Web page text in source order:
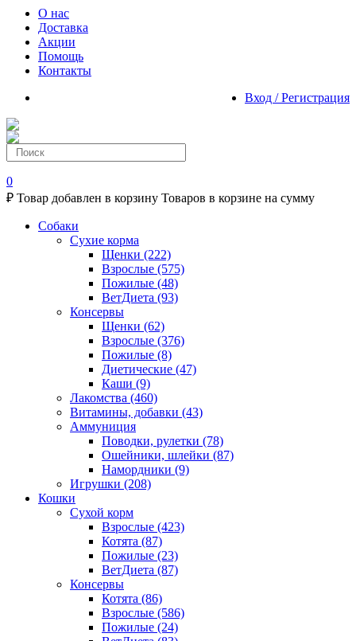
О нас
Доставка
Акции
Помощь
Контакты
Вход / Регистрация
0
₽ Товар добавлен в корзину Товаров в корзине на сумму
Собаки
Сухие корма
Щенки (222)
Взрослые (575)
Пожилые (48)
ВетДиета (93)
Консервы
Щенки (62)
Взрослые (376)
Пожилые (8)
Диетические (47)
Каши (9)
Лакомства (460)
Витамины, добавки (43)
Аммуниция
Поводки, рулетки (78)
Ошейники, шлейки (87)
Намордники (9)
Игрушки (208)
Кошки
Сухой корм
Взрослые (423)
Котята (87)
Пожилые (23)
ВетДиета (87)
Консервы
Котята (86)
Взрослые (586)
Пожилые (24)